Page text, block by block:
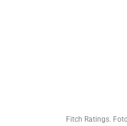
Fitch Ratings.